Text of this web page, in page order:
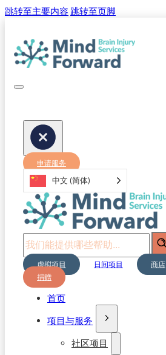
跳转至主要内容 跳转至页脚
申请服务
中文 (简体)
搜
索
虚拟项目 日间项目
商店
捐赠
首页
项目与服务
社区项目